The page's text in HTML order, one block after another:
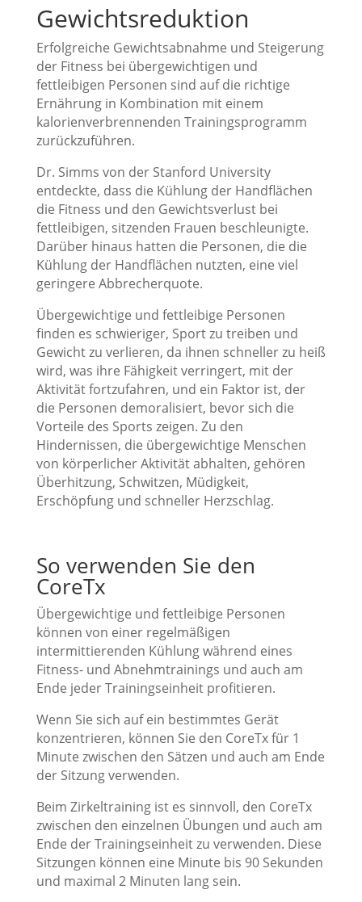
Gewichtsreduktion
Erfolgreiche Gewichtsabnahme und Steigerung
der Fitness bei übergewichtigen und
fettleibigen Personen sind auf die richtige
Ernährung in Kombination mit einem
kalorienverbrennenden Trainingsprogramm
zurückzuführen.
Dr. Simms von der Stanford University
entdeckte, dass die Kühlung der Handflächen
die Fitness und den Gewichtsverlust bei
fettleibigen, sitzenden Frauen beschleunigte.
Darüber hinaus hatten die Personen, die die
Kühlung der Handflächen nutzten, eine viel
geringere Abbrecherquote.
Übergewichtige und fettleibige Personen
finden es schwieriger, Sport zu treiben und
Gewicht zu verlieren, da ihnen schneller zu heiß
wird, was ihre Fähigkeit verringert, mit der
Aktivität fortzufahren, und ein Faktor ist, der
die Personen demoralisiert, bevor sich die
Vorteile des Sports zeigen. Zu den
Hindernissen, die übergewichtige Menschen
von körperlicher Aktivität abhalten, gehören
Überhitzung, Schwitzen, Müdigkeit,
Erschöpfung und schneller Herzschlag.
So verwenden Sie den
CoreTx
Übergewichtige und fettleibige Personen
können von einer regelmäßigen
intermittierenden Kühlung während eines
Fitness- und Abnehmtrainings und auch am
Ende jeder Trainingseinheit profitieren.
Wenn Sie sich auf ein bestimmtes Gerät
konzentrieren, können Sie den CoreTx für 1
Minute zwischen den Sätzen und auch am Ende
der Sitzung verwenden.
Beim Zirkeltraining ist es sinnvoll, den CoreTx
zwischen den einzelnen Übungen und auch am
Ende der Trainingseinheit zu verwenden. Diese
Sitzungen können eine Minute bis 90 Sekunden
und maximal 2 Minuten lang sein.